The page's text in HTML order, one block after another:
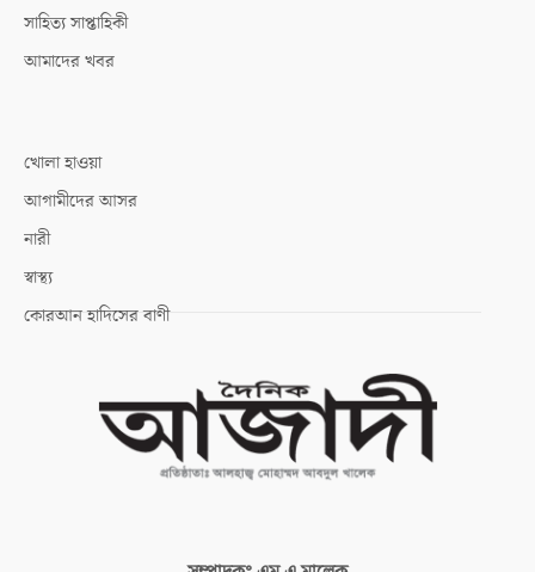
সাহিত্য সাপ্তাহিকী
আমাদের খবর
খোলা হাওয়া
আগামীদের আসর
নারী
স্বাস্থ্য
কোরআন হাদিসের বাণী